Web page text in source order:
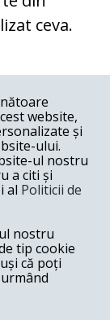
ceva.
website,
și
ului.
ul nostru
a citi și
al Politicii de
nostru
tip cookie
că poți